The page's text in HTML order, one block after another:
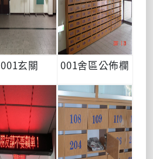
001玄關 001舍區公佈欄